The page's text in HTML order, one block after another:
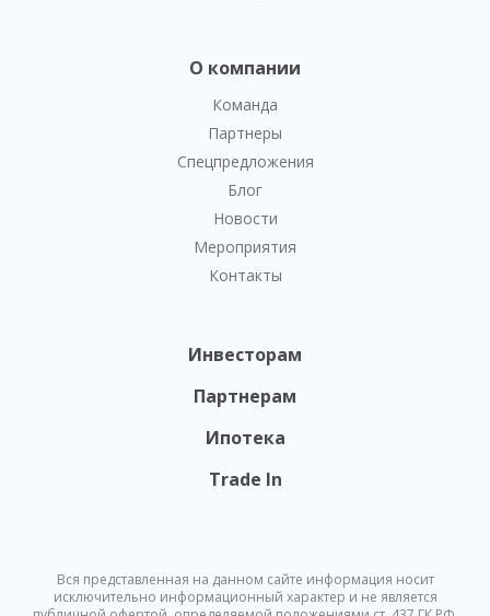
О компании
Команда
Партнеры
Спецпредложения
Блог
Новости
Мероприятия
Контакты
Инвесторам
Партнерам
Ипотека
Trade In
Вся представленная на данном сайте информация носит
исключительно информационный характер и не является